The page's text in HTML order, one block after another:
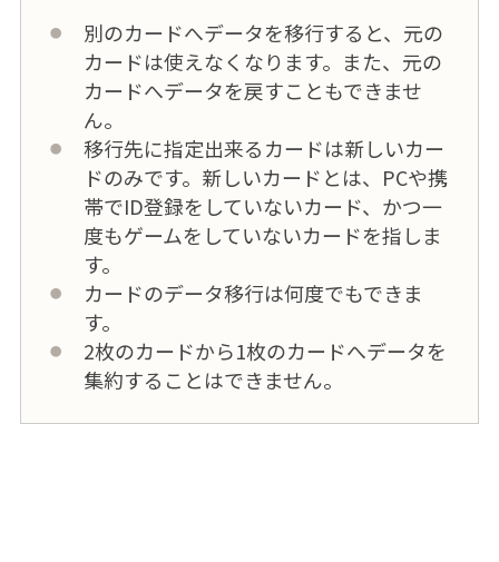
別のカードへデータを移行すると、元の
カードは使えなくなります。また、元の
カードへデータを戻すこともできませ
ん。
移行先に指定出来るカードは新しいカー
ドのみです。新しいカードとは、PCや携
帯でID登録をしていないカード、かつ一
度もゲームをしていないカードを指しま
す。
カードのデータ移行は何度でもできま
す。
2枚のカードから1枚のカードへデータを
集約することはできません。